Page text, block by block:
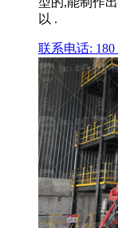
以 .
联系电话: 180